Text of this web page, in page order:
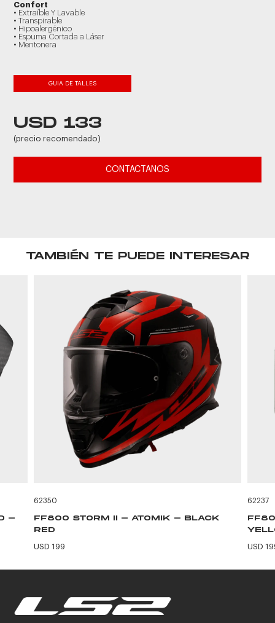
Confort
• Extraíble Y Lavable
• Transpirable
• Hipoalergénico
• Espuma Cortada a Láser
• Mentonera
GUIA DE TALLES
USD 133
(precio recomendado)
CONTACTANOS
TAMBIÉN TE PUEDE INTERESAR
-
62350
FF800 STORM II - ATOMIK - BLACK
RED
USD 199
62237
USD